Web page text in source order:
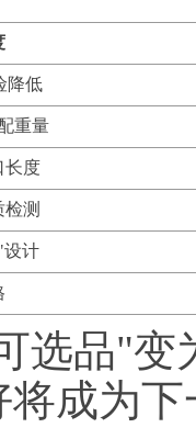
降低
重量
长度
测
设计
选品"
成为